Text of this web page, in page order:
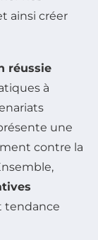
ainsi créer
réussie
à
une
contre la
tendance